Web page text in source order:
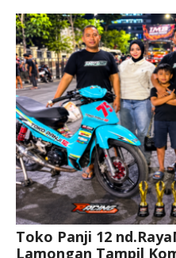
Toko Panji 12
Lamongan Tampil